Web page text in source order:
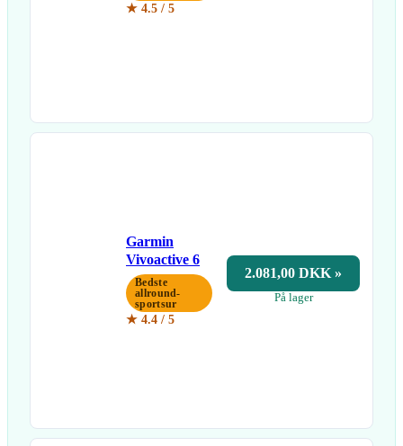
★ 4.5 / 5
Garmin
Vivoactive 6
Bedste
allround-
sportsur
★ 4.4 / 5
2.081,00 DKK »
På lager